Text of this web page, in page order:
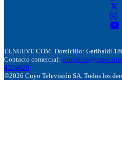
ELNUEVE.COM. Domicillo: Garibaldi
Contacto comercial:
4204020
©2026 Cuyo Televisión SA. Todos los